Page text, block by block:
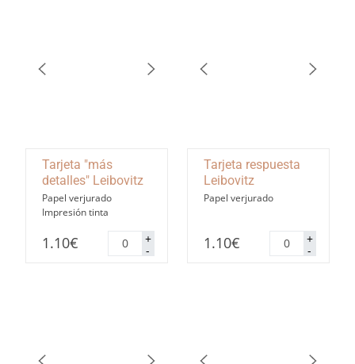
Tarjeta "más
detalles" Leibovitz
Papel verjurado
Impresión tinta
1.10€ -
Tarjeta
"más
detalles"
+
Tarjeta respuesta
Leibovitz
Papel verjurado
1.10€ -
Tarjeta
respuesta
Leibovitz
+